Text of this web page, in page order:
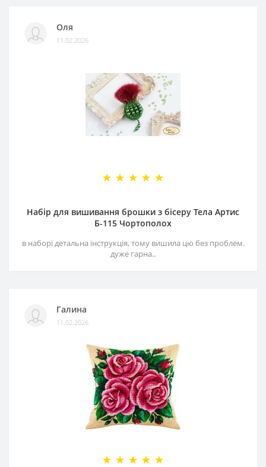
Оля
11.02.2026
Набір для вишивання брошки з бісеру Тела Артис
Б-115 Чортополох
в наборі детальна інструкція, тому вишила цю без проблем.
дуже гарна..
Галина
11.02.2026